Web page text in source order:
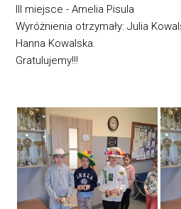
III miejsce - Amelia Pisula
Wyróżnienia otrzymały: Julia
Hanna Kowalska.
Gratulujemy!!!